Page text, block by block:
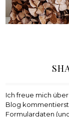
Ich freue mich
Blog
Formulardaten